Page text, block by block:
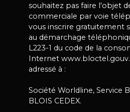
souhaitez pas faire l'objet
commerciale par voie
vous inscrire gratuitement
au démarchage
L223-1 du code de la
Internet
adressé à :
Société Worldline, Service
BLOIS CEDEX.